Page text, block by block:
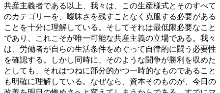
共産主義者である以上、我々は、この生産様式とそのすべて
のカテゴリーを、曖昧さを残すことなく克服する必要がある
ことを十分に理解している。そしてそれは最低限必要なこと
であり、これこそが唯一可能な共産主義の立場である。我々
は、労働者が自らの生活条件をめぐって自律的に闘う必要性
を確認する。しかし同時に、そのような闘争が勝利を収めた
としても、それはつねに部分的かつ一時的なものであること
も明確に理解している。なぜなら、資本そのものが、今日の